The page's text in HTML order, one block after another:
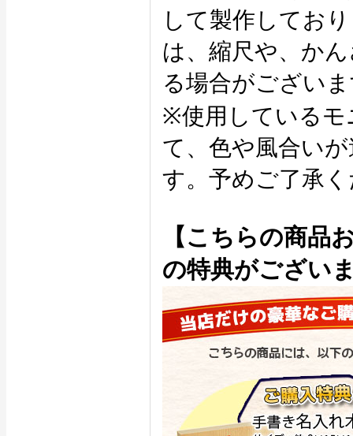
して製作してお
は、縮尺や、か
る場合がござい
※使用しているモ
て、色や風合い
す。予めご了承
【こちらの商品
の特典がござい